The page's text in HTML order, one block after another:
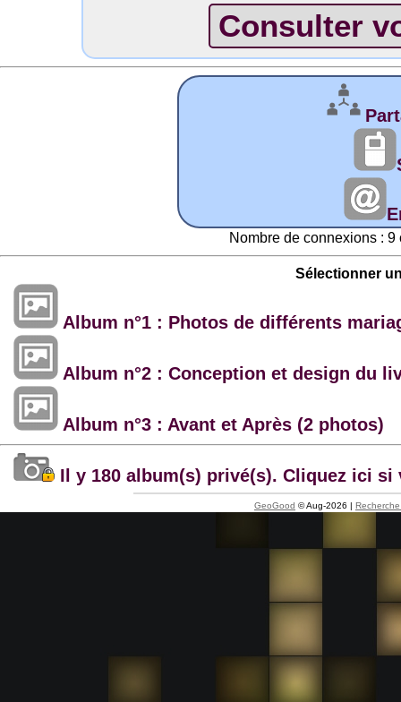
Nombre de connexions :
Sélectionner
Album n°1 : Photos de différents
Album n°2 : Conception et design du
Album n°3 : Avant et Après (2 photos)
Il y 180 album(s) privé(s). Cliquez ici si
GeoGood © Aug-2026 |